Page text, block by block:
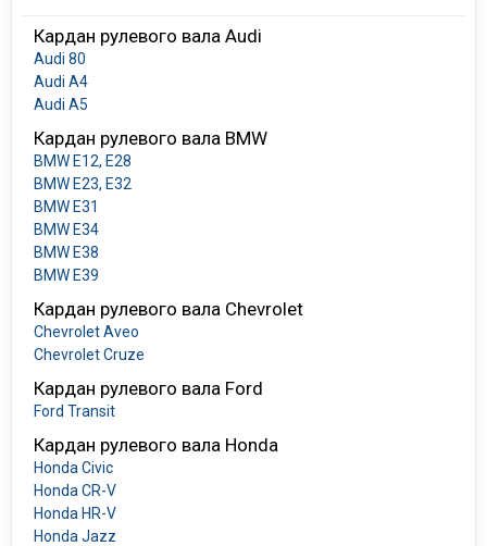
Кардан рулевого вала Audi
Audi 80
Audi A4
Audi A5
Кардан рулевого вала BMW
BMW E12, E28
BMW E23, E32
BMW E31
BMW E34
BMW E38
BMW E39
Кардан рулевого вала Chevrolet
Chevrolet Aveo
Chevrolet Cruze
Кардан рулевого вала Ford
Ford Transit
Кардан рулевого вала Honda
Honda Civic
Honda CR-V
Honda HR-V
Honda Jazz